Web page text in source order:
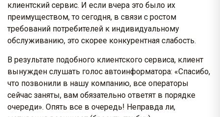
клиентский сервис. И если вчера это было их
преимуществом, то сегодня, в связи с ростом
требований потребителей к индивидуальному
обслуживанию, это скорее конкурентная слабость.
В результате подобного клиентского сервиса, клиент
вынужден слушать голос автоинформатора: «Спасибо,
что позвонили в нашу компанию, все операторы
сейчас заняты, вам обязательно ответят в порядке
очереди». Опять все в очередь! Неправда ли,